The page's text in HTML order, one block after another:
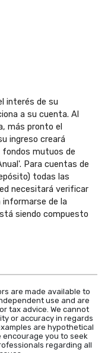
interés de su
a su cuenta. Al
más pronto el
ingreso creará
fondos mutuos de
Para cuentas de
todas las
necesitará verificar
de la
siendo compuesto
are made available to
use and are
tax advice. We cannot
or accuracy in regards
are hypothetical
encourage you to seek
regarding all